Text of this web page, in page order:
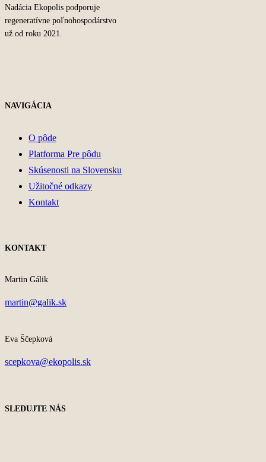
Nadácia Ekopolis podporuje
regeneratívne poľnohospodárstvo
už od roku 2021.
NAVIGÁCIA
O pôde
Platforma Pre pôdu
Skúsenosti na Slovensku
Užitočné odkazy
Kontakt
KONTAKT
Martin Gálik
martin@galik.sk
Eva Ščepková
scepkova@ekopolis.sk
SLEDUJTE NÁS